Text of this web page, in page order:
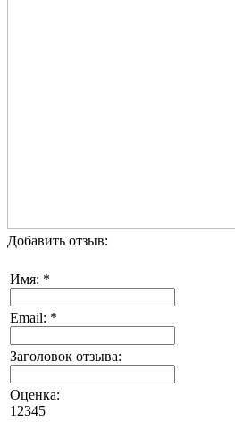
Добавить отзыв:
Имя: *
Email: *
Заголовок отзыва:
Оценка:
1 2345